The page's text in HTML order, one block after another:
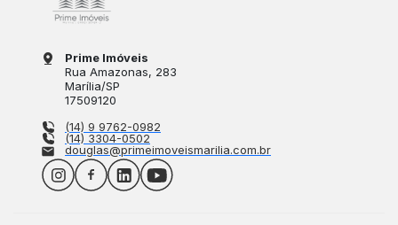
Prime Imóveis
Rua Amazonas, 283
Marília/SP
17509120
(14) 9 9762-0982
(14) 3304-0502
douglas@primeimoveismarilia.com.br